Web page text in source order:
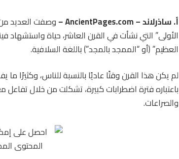
أ. ساذرلاند – AncientPages.com –
وصفت العديد من
الأولى” التي نشأت في القرن العاشر، حياة
العظيم” (أو “الممجد بالمجد”) باللغة السلافية.
باعتباره فترة اضطرابات كبيرة، تشكلت من خلال تفاعل
والصراعات.